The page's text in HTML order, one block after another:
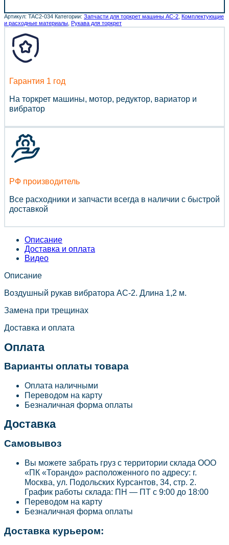
Артикул: TAC2-034 Категории: Запчасти для торкрет машины АС-2, Комплектующие
и расходные материалы, Рукава для торкрет
Гарантия 1 год
На торкрет машины, мотор, редуктор, вариатор и
вибратор
РФ производитель
Все расходники и запчасти всегда в наличии с быстрой
доставкой
Описание
Доставка и оплата
Видео
Описание
Воздушный рукав вибратора АС-2. Длина 1,2 м.
Замена при трещинах
Доставка и оплата
Оплата
Варианты оплаты товара
Оплата наличными
Переводом на карту
Безналичная форма оплаты
Доставка
Самовывоз
Вы можете забрать груз с территории склада ООО
«ПК «Торандо» расположенного по адресу: г.
Москва, ул. Подольских Курсантов, 34, стр. 2.
График работы склада: ПН — ПТ с 9:00 до 18:00
Переводом на карту
Безналичная форма оплаты
Доставка курьером: